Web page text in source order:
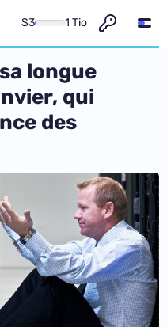
S3 1 Tio
longue
qui
des